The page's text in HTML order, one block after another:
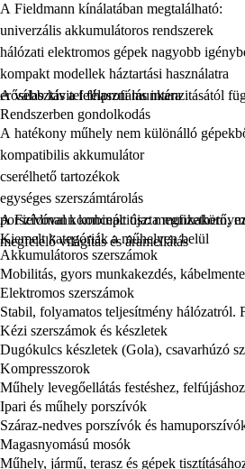
A Fieldmann kínálatában megtalálható:
univerzális akkumulátoros rendszerek
hálózati elektromos gépek nagyobb
kompakt modellek háztartási használatra
erősebb kivitel félprofi munkára
A választás a felhasználás intenzitásától
Rendszerben gondolkodás
A hatékony műhely nem különálló
kompatibilis akkumulátor
cserélhető tartozékok
egységes szerszámtárolás
porszívóval kombinált tiszta
megfelelő világítás és áramellátás
A Fieldmann koncepciója: megfizethető,
Kiemelt kategóriák a műhelyen belül
Akkumulátoros szerszámok
Mobilitás, gyors munkakezdés,
Elektromos szerszámok
Stabil, folyamatos teljesítmény hálózatról.
Kézi szerszámok és készletek
Dugókulcs készletek (Gola), csavarhúzó
Kompresszorok
Műhely levegőellátás festéshez,
Ipari és műhely porszívók
Száraz-nedves porszívók és
Magasnyomású mosók
Műhely, jármű, terasz és gépek